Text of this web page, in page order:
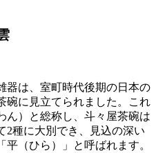
器は、室町時代後期の日本の
碗に見立てられました。これ
ん）と総称し、斗々屋茶碗は
2種に大別でき、見込の深い
（ひら）」と呼ばれます。